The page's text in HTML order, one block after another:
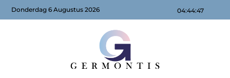
04:44:48
Donderdag 6 Augustus 2026